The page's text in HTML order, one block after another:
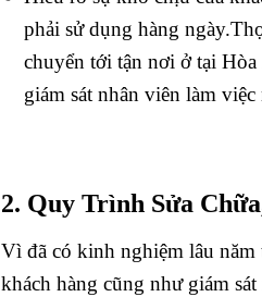
phải sử dụng hàng
chuyển tới tận nơi ở tại
giám sát nhân viên làm
2. Quy Trình Sửa
Vì đã có kinh nghiệm lâu
khách hàng cũng như giám